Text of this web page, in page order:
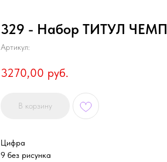
329 - Набор ТИТУЛ
Артикул:
3270,00 руб.
В корзину
Цифра
9 без рисунка